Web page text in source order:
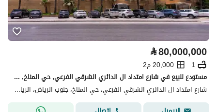
⃁80,000,000
1
20,000 م2
مستودع للبيع في شارع امتداد ال الدائري الشرقي الفرعي, حي المناخ, مدينة الرياض, منطقة الرياض
شارع امتداد ال الدائري الشرقي الفرعي، حي المناخ، جنوب الرياض، الرياض